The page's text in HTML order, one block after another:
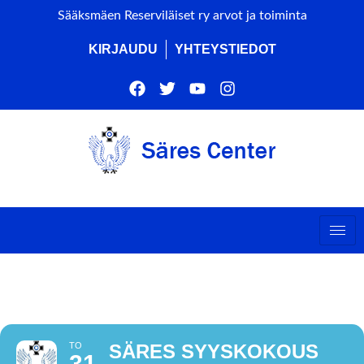
Sääksmäen Reserviläiset ry arvot ja toiminta
KIRJAUDU YHTEYSTIEDOT
TO SÄRES SYYSKOKOUS